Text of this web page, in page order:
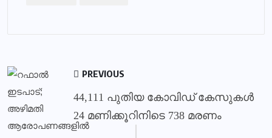
PREVIOUS
44,111 പുതിയ കോവിഡ് കേസുകൾ
24 മണിക്കൂറിനിടെ 738 മരണം